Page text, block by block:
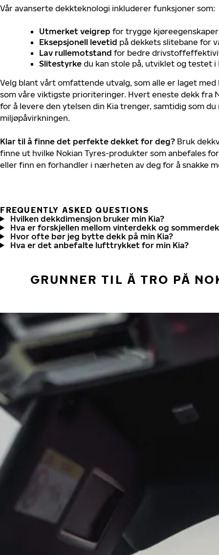
Vår avanserte dekkteknologi inkluderer funksjoner som:
Utmerket veigrep for trygge
Eksepsjonell levetid på dekkets slitebane for
Lav rullemotstand for bedre
Slitestyrke du kan stole på, utviklet og testet i
Velg blant vårt omfattende utvalg, som alle er laget
som våre viktigste prioriteringer. Hvert eneste dekk fra
for å levere den ytelsen din Kia trenger, samtidig som
miljøpåvirkningen.
Klar til å finne det perfekte dekket for deg? Bruk
finne ut hvilke Nokian Tyres-produkter som anbefales
eller finn en forhandler i nærheten av deg for å snakke
FREQUENTLY ASKED QUESTIONS
Hvilken dekkdimensjon bruker min Kia?
Hva er forskjellen mellom vinterdekk og
Hvor ofte bør jeg bytte dekk på min Kia?
Hva er det anbefalte lufttrykket for min Kia?
GRUNNER TIL Å TRO PÅ